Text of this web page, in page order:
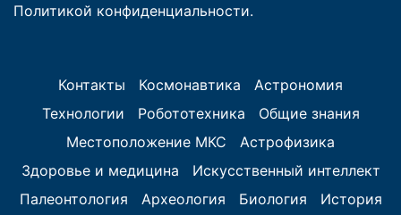
Политикой конфиденциальности.
Контакты Космонавтика
Астрономия
Технологии
Робототехника
Общие знания
Местоположение МКС
Астрофизика
Здоровье и медицина
Искусственный интеллект
Палеонтология
Археология Биология История